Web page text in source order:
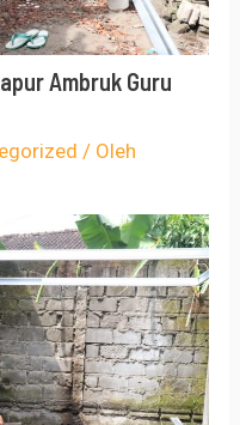
Ambruk Guru
/ Oleh